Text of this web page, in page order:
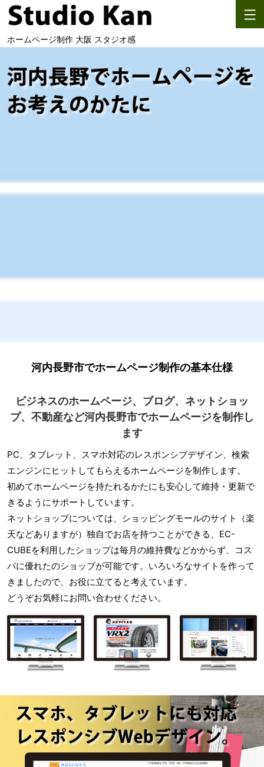
コ
ン
テ
ツ
ス
ホームページ制作 大阪 スタジオ感
河内長野市でホームページ制作の基本仕様
ビジネスのホームページ、ブログ、ネットショッ
プ、不動産など河内長野市でホームページを制作し
ます
PC、タブレット、スマホ対応のレスポンシブデザイン、検索
エンジンにヒットしてもらえるホームページを制作します。
初めてホームページを持たれるかたにも安心して維持・更新で
きるようにサポートしています。
ネットショップについては、ショッピングモールのサイト（楽
天などありますが）独自でお店を持つことができる、EC-
CUBEを利用したショップは毎月の維持費などかからず、コス
パに優れたのショップが可能です。いろいろなサイトを作って
きましたので、お役に立てると考えています。
どうぞお気軽にお問い合わせください。